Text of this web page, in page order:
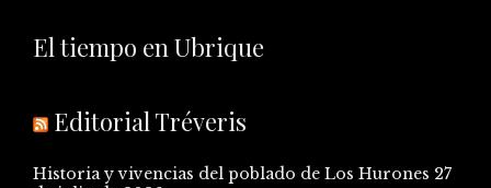
El tiempo en Ubrique
Editorial Tréveris
Historia y vivencias del poblado de Los Hurones 27